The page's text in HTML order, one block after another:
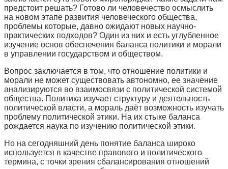
предстоит решать? Готово ли человечество осмыслить
на новом этапе развития человеческого общества,
проблемы которые, давно ожидают новых научно-
практических подходов? Один из них и есть углубленное
изучение основ обеспечения баланса политики и морали
в управлении государством и обществом.
Вопрос заключается в том, что отношение политики и
морали не может существовать автономно, ее значение
анализируются во взаимосвязи с политической системой
общества. Политика изучает структуру и деятельность
политической власти, а мораль даёт возможность изучать
проблему политической этики. На их стыке баланса
рождается наука по изучению политической этики.
Но на сегодняшний день понятие баланса широко
используется в качестве правового и политического
термина, с точки зрения сбалансирования отношений